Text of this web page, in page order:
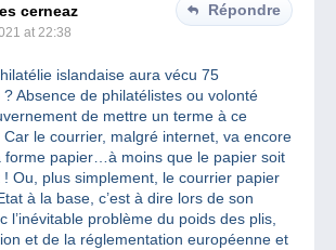
cerneaz
at 22:38
Répondre
islandaise aura vécu 75
Absence de philatélistes ou volonté
de mettre un terme à ce
le courrier, malgré internet, va encore
forme papier…à moins que le papier soit
! Ou, plus simplement, le courrier papier
à la base, c’est à dire lors de son
l’inévitable problème du poids des plis,
et de la réglementation européenne et